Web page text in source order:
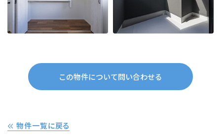
この物件について問い合わせる
物件一覧に戻る